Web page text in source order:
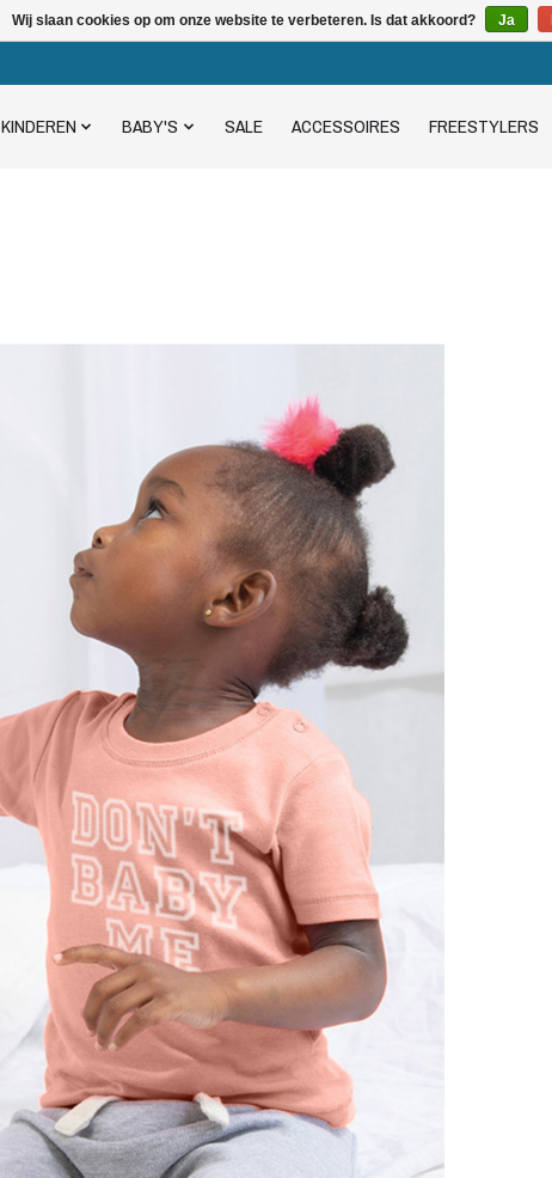
KINDEREN BABY'S SALE ACCESSOIRES FREESTYLERS
Wij slaan cookies op om onze website te verbeteren. Is dat akkoord? Ja